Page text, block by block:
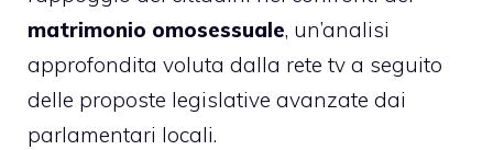
matrimonio omosessuale, un’analisi
approfondita voluta dalla rete tv a seguito
delle proposte legislative avanzate dai
parlamentari locali.